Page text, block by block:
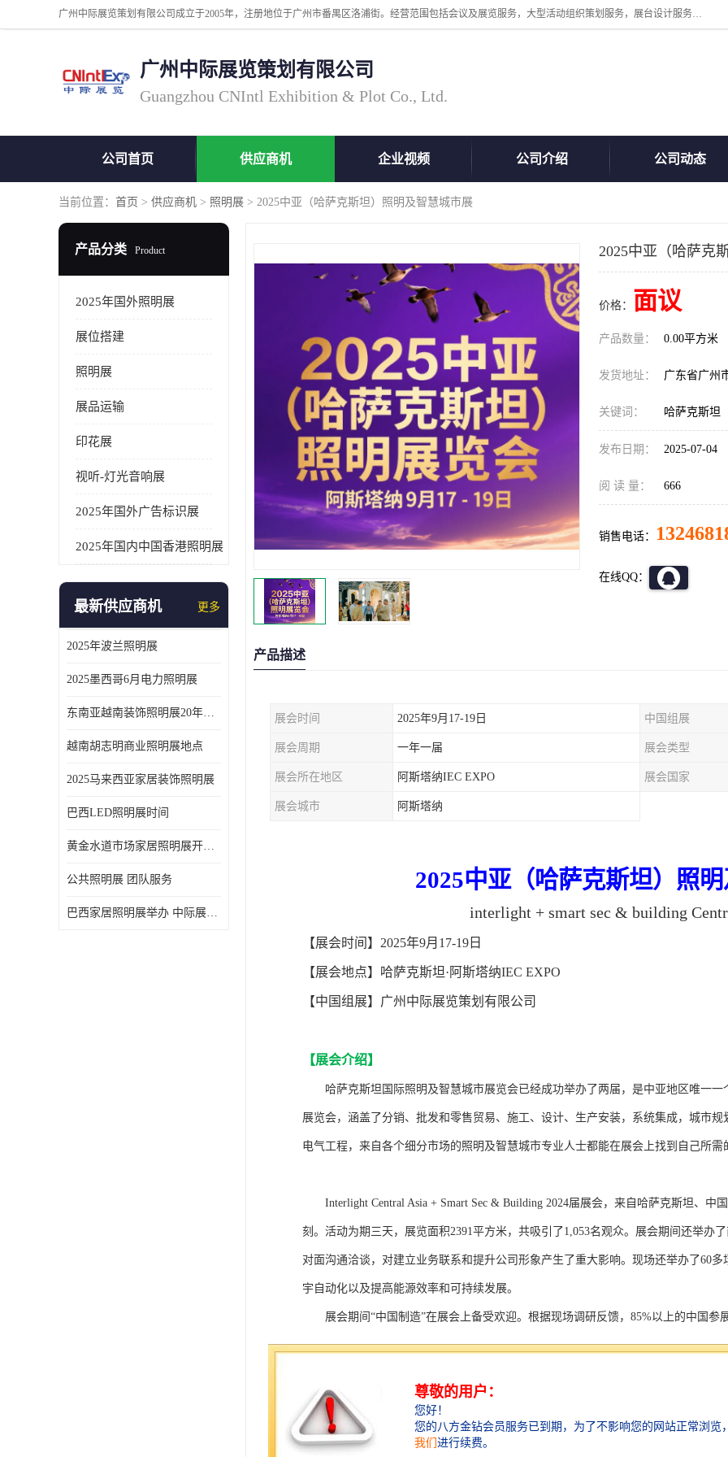
广州中际展览策划有限公司成立于2005年，注册地位于广州市番禺区洛浦街。经营范围包括会议及展览服务，大型活动组织策划服务，展台设计服务，广告业等；主要从事国外广告、标识、印花、LED、照明、光电、灯光、音响、视听、电子展览会等，展位预定-展品运输-签证-行程安排-补贴一站式服务。
广州中际展览策划有限公司
Guangzhou CNIntl Exhibition & Plot Co., Ltd.
公司首页 供应商机 企业视频 公司介绍 公司动态
当前位置： 首页 > 供应商机 > 照明展 > 2025中亚（哈萨克斯坦）照明及智慧城市展
产品分类 Product
2025年国外照明展
展位搭建
照明展
展品运输
印花展
视听-灯光音响展
2025年国外广告标识展
2025年国内中国香港照明展
最新供应商机 更多
2025年波兰照明展
2025墨西哥6月电力照明展
东南亚越南装饰照明展20年外展服务经验
越南胡志明商业照明展地点
2025马来西亚家居装饰照明展
巴西LED照明展时间
黄金水道市场家居照明展开展时间 20年外展服务经验 LED-LIGHT MALAYSIA
公共照明展 团队服务
巴西家居照明展举办 中际展览 20年服务经验
2025中亚（哈萨克
价格： 面议
产品数量： 0.00平方米
发货地址： 广东省广州
关键词： 哈萨克斯坦
发布日期： 2025-07-04
阅 读 量： 666
销售电话：
在线QQ：
产品描述
展会时间 2025年9月17-19日 中国组展
展会周期 一年一届 展会类型
展会所在地区 阿斯塔纳IEC EXPO 展会国家
展会城市 阿斯塔纳
2025中亚（哈萨克斯坦） 照
interlight + smart sec & building
【展会时间】 2025年9月 17-19 日
【展会地点】哈萨克斯坦·阿斯塔纳IEC EXPO
【中国组展】 广州中际展览策划有限公司
【展会介绍】
哈萨克斯坦国际照明及智慧城市展览会已经成功举办了两届 ， 是中亚地区唯一一
展览会，涵盖了分销、批发和零售贸易、施工、设计、生产安装，系统集成，城市
电气工程，来自各个细分市场的照明及智慧城市专业人士都能在展会上找到自己所需
Interlight Central Asia + Smart Sec & Building 2024届展会，来自哈萨克斯坦、
刻。活动为期三天，展览面积2391平方米，共吸引了1,053名观众。展会期间还举办
对面沟通洽谈，对建立业务联系和提升公司形象产生了重大影响。现场还举办了60
宇自动化以及提高能源效率和可持续发展。
展会期间 “中国制造”在展会上备受欢迎。根据现场调研反馈，85%以上的中国
众质量给予了极高的评价。2025年中亚国际照明及智慧城市展览会是中国照明、智